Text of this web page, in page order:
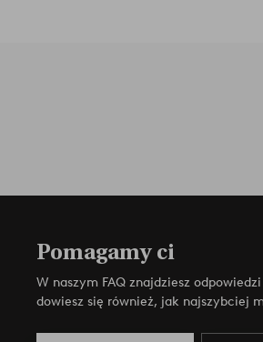
Pomagamy ci
W naszym FAQ znajdziesz
dowiesz się również, jak najszybciej